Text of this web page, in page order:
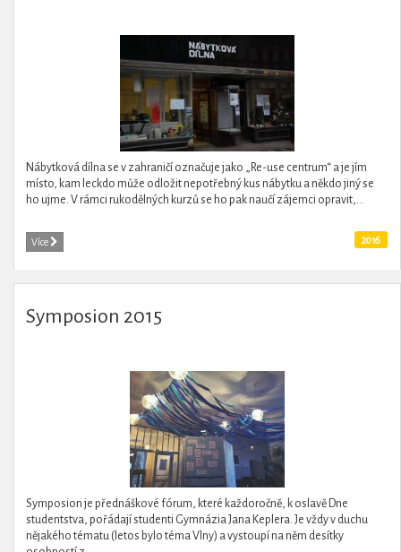
Nábytková dílna se v zahraničí označuje jako „Re-use centrum“ a je jím
místo, kam leckdo může odložit nepotřebný kus nábytku a někdo jiný se
ho ujme. V rámci rukodělných kurzů se ho pak naučí zájemci opravit,...
Více 2016
Symposion 2015
Symposion je přednáškové fórum, které každoročně, k oslavě Dne
studentstva, pořádají studenti Gymnázia Jana Keplera. Je vždy v duchu
nějakého tématu (letos bylo téma Vlny) a vystoupí na něm desítky